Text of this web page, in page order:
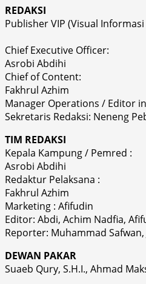
REDAKSI
Publisher VIP (Visual
Chief Executive Officer:
Asrobi Abdihi
Chief of Content:
Fakhrul Azhim
Manager Operations / Editor
Sekretaris Redaksi: Neneng
TIM REDAKSI
Kepala Kampung / Pemred :
Asrobi Abdihi
Redaktur Pelaksana :
Fakhrul Azhim
Marketing : Afifudin
Editor: Abdi, Achim Nadfia,
Reporter: Muhammad Safwan,
DEWAN PAKAR
Suaeb Qury, S.H.I., Ahmad